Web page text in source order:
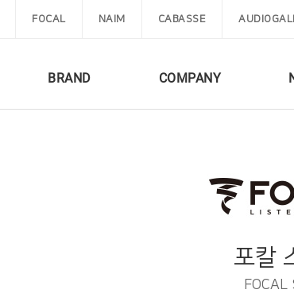
FOCAL NAIM CABASSE
BRAND COMPANY
포칼
FOCAL